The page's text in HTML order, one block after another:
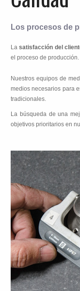
Los procesos de
Lasatisfacción del
el proceso de producción.
Nuestros equipos de
medios necesarios para
tradicionales.
La búsqueda de una
objetivos prioritarios en